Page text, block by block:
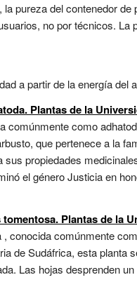
pureza del contenedor
no por técnicos.
a partir de la energía del
Plantas de la
comúnmente como
que pertenece a la
sus propiedades
el género Justicia en
Plantas de la
conocida comúnmente
de Sudáfrica, esta planta
Las hojas desprenden